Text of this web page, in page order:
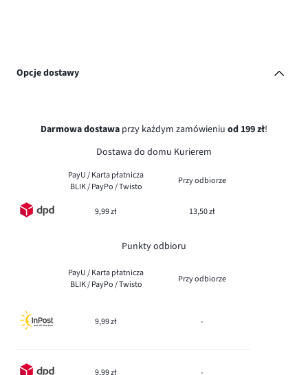
Opcje dostawy
Darmowa dostawa przy każdym zamówieniu od 199 zł!
Dostawa do domu Kurierem
PayU / Karta płatnicza
BLIK / PayPo / Twisto
Przy odbiorze
9,99 zł 13,50 zł
Punkty odbioru
PayU / Karta płatnicza
BLIK / PayPo / Twisto
Przy odbiorze
9,99 zł -
9,99 zł -